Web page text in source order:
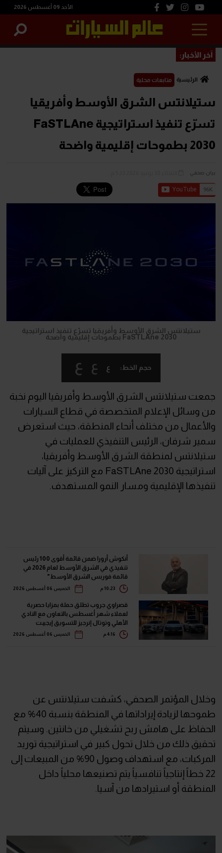
الأحد 09 أغسطس 2026
آخر الأخبار:
الرئيسية متابعات محلية
ستيلانتس الشرق الأوسط وأفريقيا
تسرّع تنفيذ استراتيجية FaSTLAne
2030 بطموحات إقليمية واضحة
بيان صحفي
ستيلانتس الشرق الأوسط وأفريقيا تسرّع تنفيذ استراتيجية
FaSTLAne 2030 بطموحات إقليمية واضحة
حجم الخط: ع ع ع
جمعت ستيلانتس الشرق الأوسط وأفريقيا اليوم نخبة
من وسائل الإعلام المتخصصة في قطاع السيارات
والأعمال من مختلف أنحاء المنطقة، حيث استعرض
سمير شرفان، الرئيس التنفيذي للعمليات في
ستيلانتس لمنطقة الشرق الأوسط وأفريقيا،
استراتيجية FaSTLAne 2030 مع التركيز على آليات
تنفيذها الإقليمية ومسار النمو المستهدف.
أنكوش أرورا ضمن قائمة أقوى 100 رئيس
تنفيذي في الشرق الأوسط لعام 2026 في
قائمة فوربس الشرق الأوسط"
الخميس 06 أغسطس 2026
قصراوي جروب تطلق حملة بمزايا حصرية
لعملاء شهر أغسطس بالتعاون مع النادي
الأهلي وتوتال إنرجيز للتسويق إيجيبت
الخميس 06 أغسطس 2026
وخلال المؤتمر الصحفي، كشفت ستيلانتس عن
طموحها لزيادة إيراداتها في المنطقة بنسبة 40% مع
الحفاظ على هامش ربح تشغيلي من خانتين. وسيتم
تحقيق ذلك من خلال تحول كبير في استراتيجية توريد
المركبات، مع استهداف وصول 90% من المبيعات إلى
22 خطاً إنتاجياً تنافسياً يتم تصنيعها محلياً داخل
المنطقة أو استيرادها من آسيا.